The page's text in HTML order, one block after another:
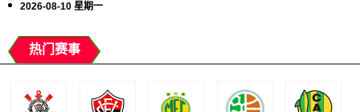
2026-08-10 星期一
热门赛事